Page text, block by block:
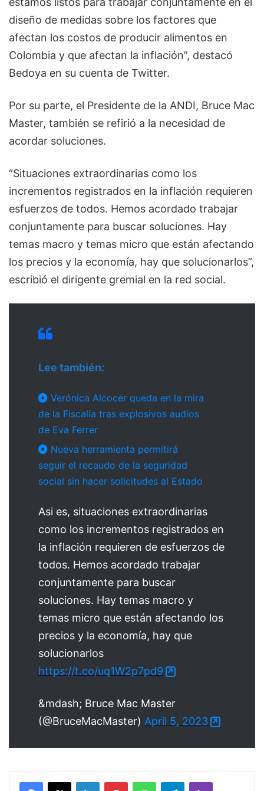
diseño de medidas sobre los factores que
afectan los costos de producir alimentos en
Colombia y que afectan la inflación”, destacó
Bedoya en su cuenta de Twitter.
Por su parte, el Presidente de la ANDI, Bruce Mac
Master, también se refirió a la necesidad de
acordar soluciones.
“Situaciones extraordinarias como los
incrementos registrados en la inflación requieren
esfuerzos de todos. Hemos acordado trabajar
conjuntamente para buscar soluciones. Hay
temas macro y temas micro que están afectando
los precios y la economía, hay que solucionarlos”,
escribió el dirigente gremial en la red social.
Lee también:
Verónica Alcocer queda en la mira
de la Fiscalía tras explosivos audios
de Eva Ferrer
Nueva herramienta permitirá
seguir el recaudo de la seguridad
social sin hacer solicitudes al Estado
Asi es, situaciones extraordinarias
como los incrementos registrados en
la inflación requieren de esfuerzos de
todos. Hemos acordado trabajar
conjuntamente para buscar
soluciones. Hay temas macro y
temas micro que están afectando los
precios y la economía, hay que
solucionarlos
https://t.co/uq1W2p7pd9
&mdash; Bruce Mac Master
(@BruceMacMaster) April 5, 2023
Facebook
X LinkedInPinterestWhatsAppTelegramViber